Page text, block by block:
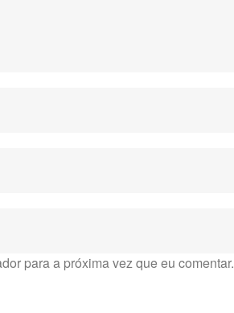
para a próxima vez que eu comentar.